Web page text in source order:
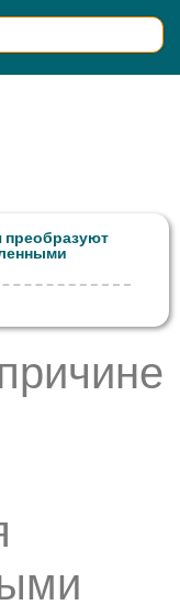
преобразуют